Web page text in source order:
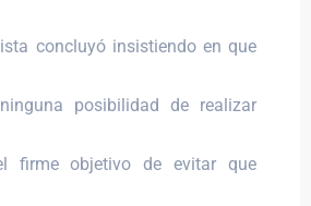
concluyó insistiendo en que
posibilidad de realizar
firme objetivo de evitar que